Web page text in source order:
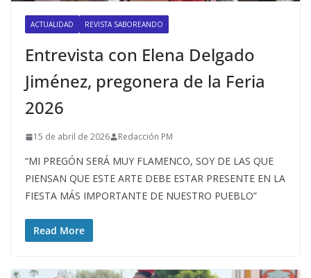
ACTUALIDAD REVISTA SABOREANDO
Entrevista con Elena Delgado
Jiménez, pregonera de la Feria
2026
15 de abril de 2026 Redacción PM
“MI PREGÓN SERÁ MUY FLAMENCO, SOY DE LAS QUE
PIENSAN QUE ESTE ARTE DEBE ESTAR PRESENTE EN LA
FIESTA MÁS IMPORTANTE DE NUESTRO PUEBLO”
Read More